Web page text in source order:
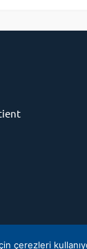
19 Mayıs
çerezleri